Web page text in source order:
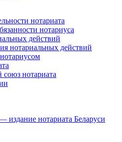
нотариата
нотариуса
действий
нотариальных действий
нотариата
издание нотариата Беларуси